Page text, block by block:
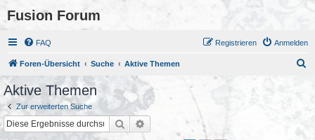
Fusion Forum
FAQ Anmelden
Registrieren
Foren-Übersicht Suche Aktive Themen
Aktive Themen
Zur erweiterten Suche
Suche Erweiterte Suche